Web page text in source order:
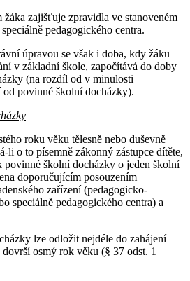
zajišťuje zpravidla ve stanoveném
pedagogického centra.
úpravou se však i doba, kdy žáku
v základní škole, započítává do doby
(na rozdíl od v minulosti
povinné školní docházky).
roku věku tělesně nebo duševně
li o to písemně zákonný zástupce dítěte,
povinné školní docházky o jeden školní
doporučujícím posouzením
zařízení (pedagogicko-
speciálně pedagogického centra) a
lze odložit nejdéle do zahájení
osmý rok věku (§ 37 odst. 1